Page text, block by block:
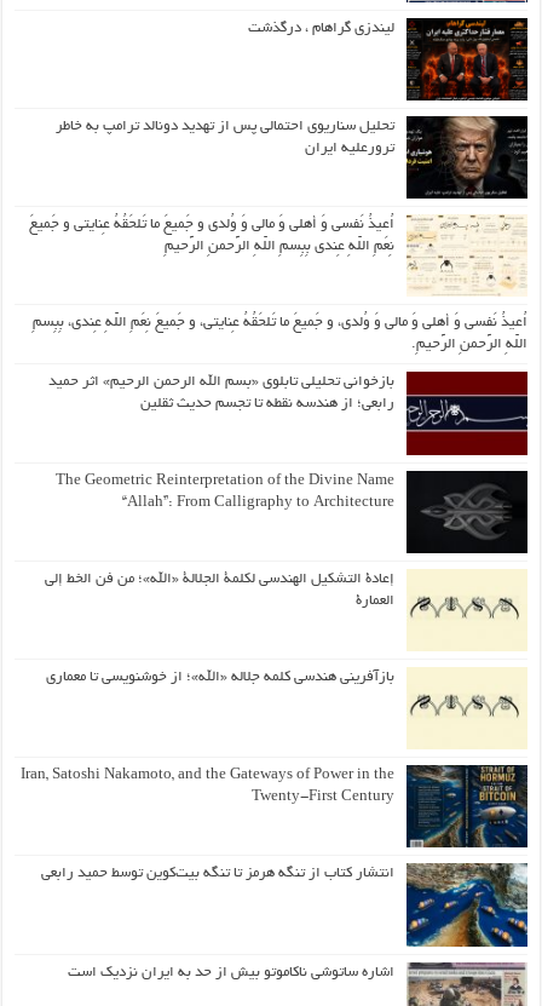
لیندزی گراهام ، درگذشت
تحلیل سناریوی احتمالی پس از تهدید دونالد ترامپ به خاطر
ترورعلیه ایران
اُعیذُ نَفسی وَ أهلی وَ مالی وَ وُلدی و جَمیعَ ما تَلحَقُهُ عِنایتی و جَمیعَ
نِعَمِ اللّهِ عِندی بِبِسمِ اللّهِ الرَّحمنِ الرَّحیمِ
اُعیذُ نَفسی وَ أهلی وَ مالی وَ وُلدی، و جَمیعَ ما تَلحَقُهُ عِنایتی، و جَمیعَ نِعَمِ اللّهِ عِندی، بِبِسمِ
اللّهِ الرَّحمنِ الرَّحیمِ.
بازخوانی تحلیلی تابلوی «بسم الله الرحمن الرحیم» اثر حمید
رابعی؛ از هندسه نقطه تا تجسم حدیث ثقلین
The Geometric Reinterpretation of the Divine Name
“Allah”: From Calligraphy to Architecture
إعادة التشكيل الهندسي لكلمة الجلالة «الله»؛ من فن الخط إلى
العمارة
بازآفرینی هندسی کلمه جلاله «الله»؛ از خوشنویسی تا معماری
Iran, Satoshi Nakamoto, and the Gateways of Power in the
Twenty-First Century
انتشار کتاب از تنگه هرمز تا تنگه بیت‌کوین توسط حمید رابعی
اشاره ساتوشی ناکاموتو بیش از حد به ایران نزدیک است